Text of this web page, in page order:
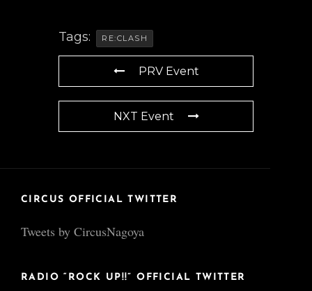
Tags: RE:CLASH
PRV Event
NXT Event
CIRCUS OFFICIAL TWITTER
Tweets by CircusNagoya
RADIO “ROCK UP!!” OFFICIAL TWITTER